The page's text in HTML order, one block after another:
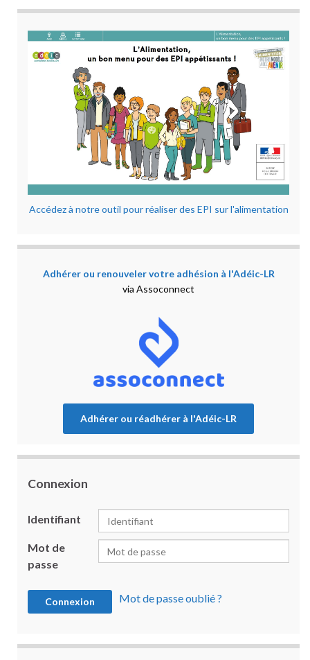
Accédez à notre outil pour réaliser des EPI sur l'alimentation
Adhérer ou renouveler votre adhésion à l'Adéic-LR
via Assoconnect
Adhérer ou réadhérer à l'Adéic-LR
Connexion
Identifiant
Mot de
passe
Mot de passe oublié ?